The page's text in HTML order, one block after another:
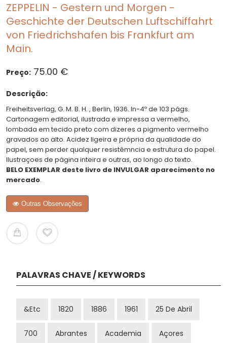
ZEPPELIN - Gestern und Morgen -
Geschichte der Deutschen Luftschiffahrt
von Friedrichshafen bis Frankfurt am
Main.
Preço: 75.00 €
Descrição:
Freiheitsverlag, G. M. B. H. , Berlin, 1936. In-4º de 103 págs.
Cartonagem editorial, ilustrada e impressa a vermelho,
lombada em tecido preto com dizeres a pigmento vermelho
gravados ao alto. Acidez ligeira e própria da qualidade do
papel, sem perder qualquer resistêmncia e estrutura do papel.
Ilustraçoes de página inteira e outras, ao longo do texto.
BELO EXEMPLAR deste livro de INVULGAR aparecimento no
mercado.
Outras Observações
PALAVRAS CHAVE / KEYWORDS
&etc 1820 1886 1961 25 De Abril
700 Abrantes Academia Açores